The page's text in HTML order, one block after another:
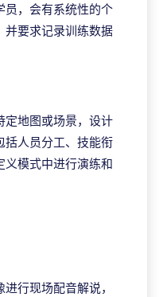
员，会有系统性的个
并要求记录训练数据
定地图或场景，设计
括人员分工、技能衔
模式中进行演练和
行现场配音解说，